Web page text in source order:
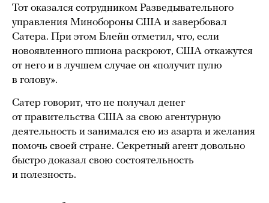
Тот оказался сотрудником Разведывательного
управления Минобороны США и завербовал
Сатера. При этом Блейн отметил, что, если
новоявленного шпиона раскроют, США откажутся
от него и в лучшем случае он «получит пулю
в голову».
Сатер говорит, что не получал денег
от правительства США за свою агентурную
деятельность и занимался ею из азарта и желания
помочь своей стране. Секретный агент довольно
быстро доказал свою состоятельность
и полезность.